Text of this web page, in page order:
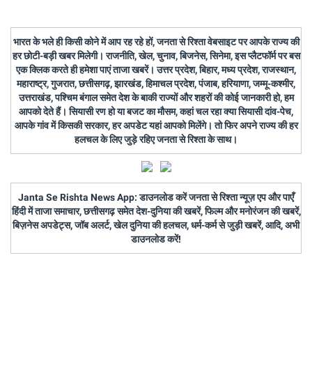
भारत के भले ही किसी कोने में आप रह रहे हों, जनता से रिश्ता वेबसाइट पर आपके राज्य की
हर छोटी-बड़ी खबर मिलेगी। राजनीति, खेल, चुनाव, बिजनेस, सिनेमा, इस प्लैटफॉर्म पर बस
एक क्लिक करते ही हमेशा पाएं ताजा खबरें। उत्तर प्रदेश, बिहार, मध्य प्रदेश, राजस्थान,
महाराष्ट्र, गुजरात, छत्तीसगढ़, झारखंड, हिमाचल प्रदेश, पंजाब, हरियाणा, जम्मू-कश्मीर,
उत्तराखंड, पश्चिम बंगाल समेत देश के बाकी राज्यों और शहरों की कोई जानकारी हो, हम
आपको देते हैं। सियासी रण हो या बजट का मौसम, कहां चल रहा क्या सियासी दांव-पेच,
आपके गांव में किसकी सरकार, हर अपडेट यहां आपको मिलेंगे। तो फिर अपने राज्य की हर
हलचल के लिए जुड़े रहिए जनता से रिश्ता के साथ।
Janta Se Rishta News App: डाउनलोड करें जनता से रिश्ता न्यूज़ एप और पाएँ
हिंदी में ताजा समाचार, छत्तीसगढ़ समेत देश-दुनिया की खबरें, फिल्म और मनोरंजन की खबरें,
बिज़नेस अपडेट्स, जॉब अलर्ट, खेल दुनिया की हलचल, धर्म-कर्म से जुड़ी खबरें, आदि, अभी
डाउनलोड करें!